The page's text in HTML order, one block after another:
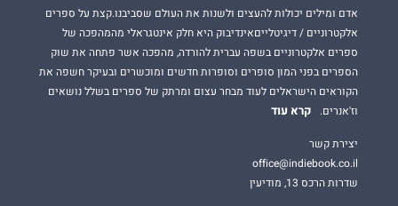
אדם ומילים יכולות להעצים ולשנות את העולם שסביבנו.קצת על ספרים
אלקטרוניים / דיגיטלייםאינדיבוק היא חלק אינטגראלי מהמהפכה של
ספרים אלקטרוניים בשפה עברית להורדה, מהפכה אשר פתחה את שוק
הספרים בפני המון סופרים וסופרות חדשים ומוכשרים ובעיקר חשפה את
הקוראים הישראלים לעוד מבחר עצום ומרתק של ספרים בשלל נושאים
וז'אנרים.
קרא עוד
יצירת קשר
office@indiebook.co.il
שדרות הרכס 13, מודיעין